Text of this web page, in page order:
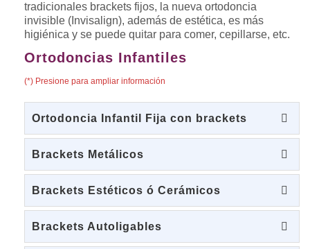
tradicionales brackets fijos, la nueva ortodoncia
invisible (Invisalign), además de estética, es más
higiénica y se puede quitar para comer, cepillarse, etc.
Ortodoncias Infantiles
(*) Presione para ampliar información
Ortodoncia Infantil Fija con brackets
Brackets Metálicos
Brackets Estéticos ó Cerámicos
Brackets Autoligables